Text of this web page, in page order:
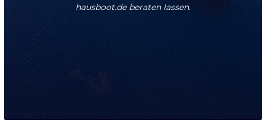
hausboot.de beraten lassen.